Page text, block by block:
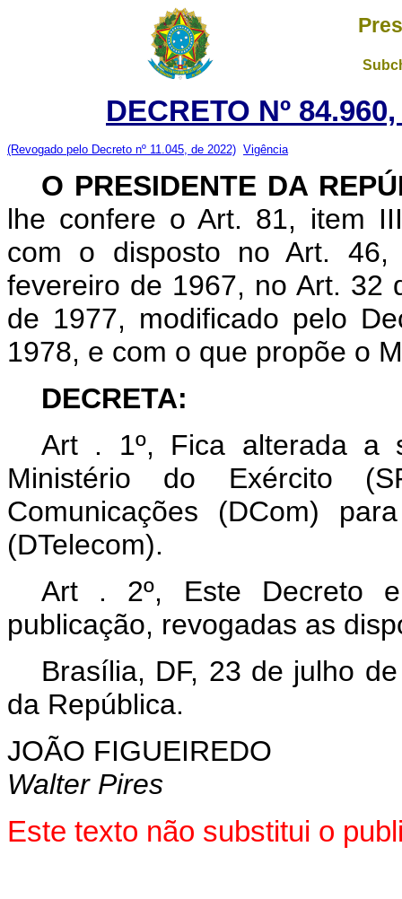
DECRETO Nº
(Revogado pelo Decreto nº 11.045, de 2022) Vigência
O PRESIDENTE DA
lhe confere o Art. 81, item
com o disposto no Art.
fevereiro de 1967, no Art. 32
de 1977, modificado pelo
1978, e com o que propõe o
DECRETA:
Art . 1º, Fica alterada a
Ministério do Exército
Comunicações (DCom)
(DTelecom).
Art . 2º, Este Decreto
publicação, revogadas as
Brasília, DF, 23 de julho
da República.
JOÃO FIGUEIREDO
Walter Pires
Este texto não substitui o